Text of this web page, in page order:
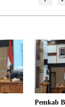
Pemkab